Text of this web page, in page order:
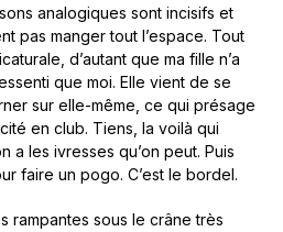
analogiques sont incisifs et
pas manger tout l’espace. Tout
d’autant que ma fille n’a
que moi. Elle vient de se
sur elle-même, ce qui présage
en club. Tiens, la voilà qui
a les ivresses qu’on peut. Puis
faire un pogo. C’est le bordel.
rampantes sous le crâne très